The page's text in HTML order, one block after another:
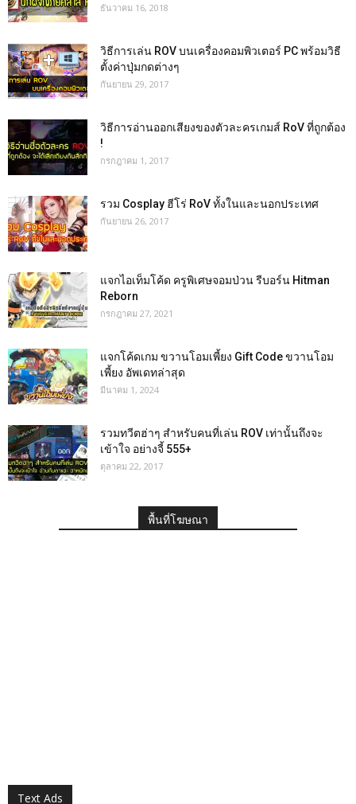
ธันวาคม 16, 2018
วิธีการเล่น ROV บนเครื่องคอมพิวเตอร์ PC พร้อมวิธี
ตั้งค่าปุ่มกดต่างๆ
กันยายน 29, 2017
วิธีการอ่านออกเสียงของตัวละครเกมส์ RoV ที่ถูกต้อง
!
กรกฎาคม 1, 2017
รวม Cosplay ฮีโร่ RoV ทั้งในและนอกประเทศ
กันยายน 26, 2017
แจกไอเท็มโค้ด ครูพิเศษจอมป่วน รีบอร์น Hitman
Reborn
กรกฎาคม 27, 2021
แจกโค้ดเกม ขวานโอมเพี้ยง Gift Code ขวานโอม
เพี้ยง อัพเดทล่าสุด
มีนาคม 1, 2024
รวมทวีตฮ่าๆ สำหรับคนที่เล่น ROV เท่านั้นถึงจะ
เข้าใจ อย่างจี้ 555+
ตุลาคม 22, 2017
พื้นที่โฆษณา
Text Ads